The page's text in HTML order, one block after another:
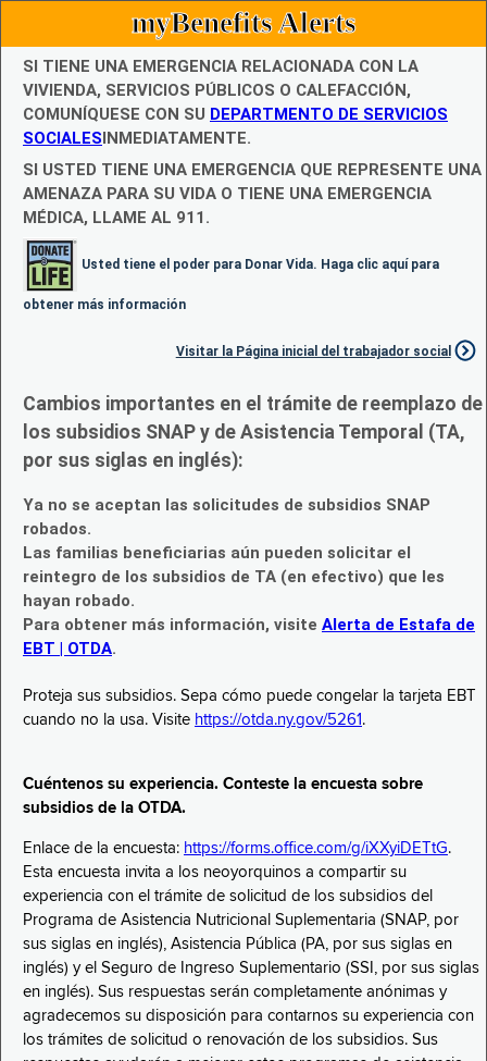
myBenefits Alerts
SI TIENE UNA EMERGENCIA RELACIONADA CON LA
VIVIENDA, SERVICIOS PÚBLICOS O CALEFACCIÓN,
COMUNÍQUESE CON SU DEPARTMENTO DE SERVICIOS
SOCIALESINMEDIATAMENTE.
SI USTED TIENE UNA EMERGENCIA QUE REPRESENTE UNA
AMENAZA PARA SU VIDA O TIENE UNA EMERGENCIA
MÉDICA, LLAME AL 911.
Usted tiene el poder para Donar Vida. Haga clic aquí para
obtener más información
Visitar la Página inicial del trabajador social
Cambios importantes en el trámite de reemplazo de
los subsidios SNAP y de Asistencia Temporal (TA,
por sus siglas en inglés):
Ya no se aceptan las solicitudes de subsidios SNAP
robados.
Las familias beneficiarias aún pueden solicitar el
reintegro de los subsidios de TA (en efectivo) que les
hayan robado.
Para obtener más información, visite Alerta de Estafa de
EBT | OTDA.
Proteja sus subsidios. Sepa cómo puede congelar la tarjeta EBT
cuando no la usa. Visite https://otda.ny.gov/5261 .
Cuéntenos su experiencia. Conteste la encuesta sobre
subsidios de la OTDA.
Enlace de la encuesta: https://forms.office.com/g/iXXyiDETtG.
Esta encuesta invita a los neoyorquinos a compartir su
experiencia con el trámite de solicitud de los subsidios del
Programa de Asistencia Nutricional Suplementaria (SNAP, por
sus siglas en inglés), Asistencia Pública (PA, por sus siglas en
inglés) y el Seguro de Ingreso Suplementario (SSI, por sus siglas
en inglés). Sus respuestas serán completamente anónimas y
agradecemos su disposición para contarnos su experiencia con
los trámites de solicitud o renovación de los subsidios. Sus